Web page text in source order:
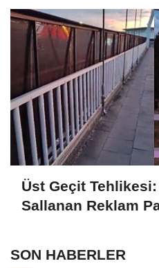
Üst Geçit
Sallanan Reklam
SON HABERLER